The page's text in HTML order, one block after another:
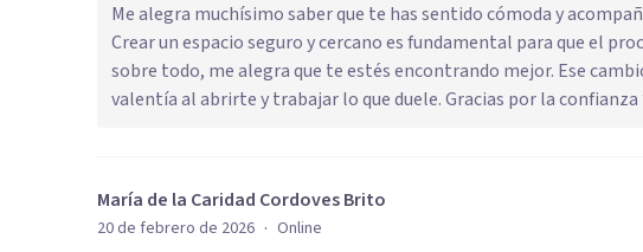
Me alegra muchísimo saber que te has sentido cómoda y
Crear un espacio seguro y cercano es fundamental para que el
sobre todo, me alegra que te estés encontrando mejor. Ese
valentía al abrirte y trabajar lo que duele. Gracias por la confianza
María de la Caridad Cordoves Brito
20 de febrero de 2026 · Online